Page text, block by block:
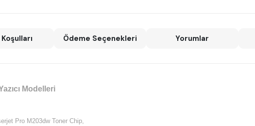
Ödeme Seçenekleri Yorumlar
Modelleri
Pro M203dw Toner Chip,